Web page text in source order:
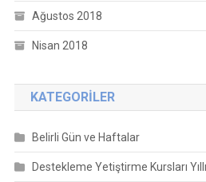
Ağustos 2018
Nisan 2018
KATEGORILER
Belirli Gün ve Haftalar
Destekleme Yetiştirme Kursları